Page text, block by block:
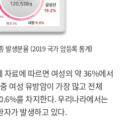
발생분율 (2019 국가암등록 통계)
자료에 따르면 여성의 약 36%에서
여성 유방암이 가장 많고 전체
를 차지한다. 우리나라에서는
자가 발생하고 있다.